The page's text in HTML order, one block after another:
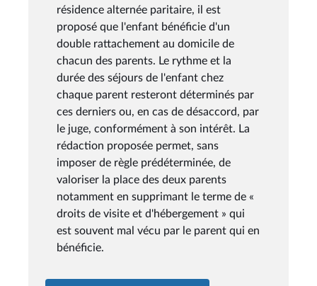
résidence alternée paritaire, il est
proposé que l'enfant bénéficie d'un
double rattachement au domicile de
chacun des parents. Le rythme et la
durée des séjours de l'enfant chez
chaque parent resteront déterminés par
ces derniers ou, en cas de désaccord, par
le juge, conformément à son intérêt. La
rédaction proposée permet, sans
imposer de règle prédéterminée, de
valoriser la place des deux parents
notamment en supprimant le terme de «
droits de visite et d'hébergement » qui
est souvent mal vécu par le parent qui en
bénéficie.